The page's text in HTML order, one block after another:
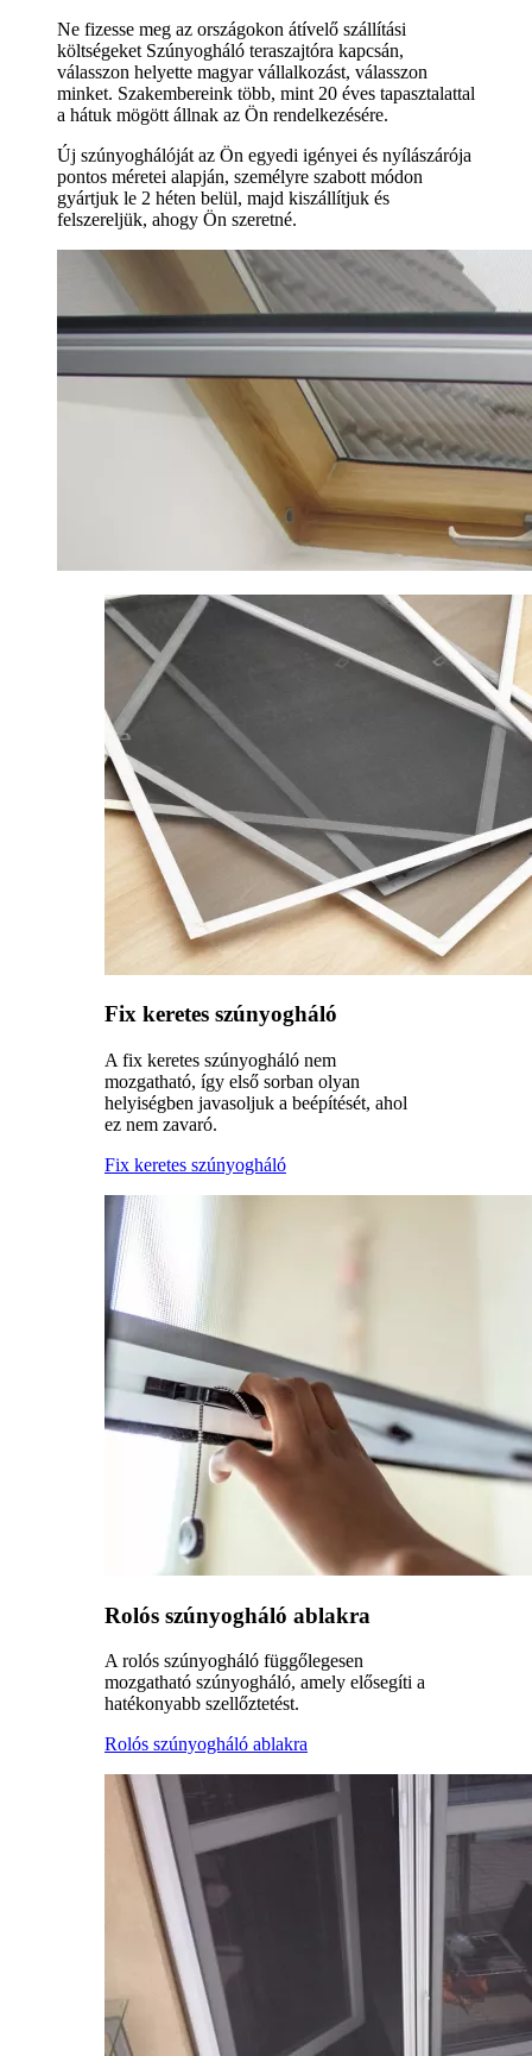
Ne fizesse meg az országokon átívelő szállítási
költségeket Szúnyogháló teraszajtóra kapcsán,
válasszon helyette magyar vállalkozást, válasszon
minket. Szakembereink több, mint 20 éves tapasztalattal
a hátuk mögött állnak az Ön rendelkezésére.
Új szúnyoghálóját az Ön egyedi igényei és nyílászárója
pontos méretei alapján, személyre szabott módon
gyártjuk le 2 héten belül, majd kiszállítjuk és
felszereljük, ahogy Ön szeretné.
Fix keretes szúnyogháló
A fix keretes szúnyogháló nem
mozgatható, így első sorban olyan
helyiségben javasoljuk a beépítését, ahol
ez nem zavaró.
Fix keretes szúnyogháló
Rolós szúnyogháló ablakra
A rolós szúnyogháló függőlegesen
mozgatható szúnyogháló, amely elősegíti a
hatékonyabb szellőztetést.
Rolós szúnyogháló ablakra